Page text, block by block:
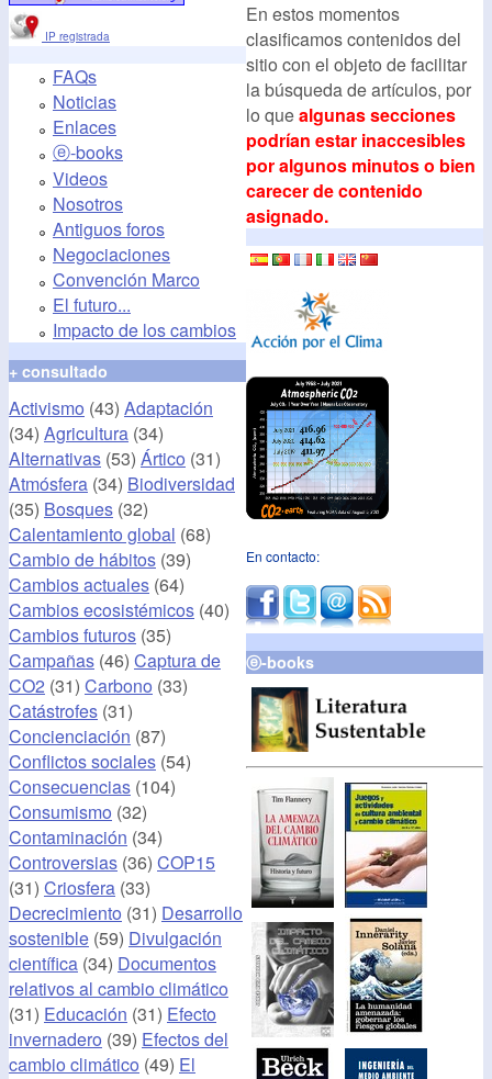
IP registrada
FAQs
Noticias
Enlaces
ⓔ-books
Videos
Nosotros
Antiguos foros
Negociaciones
Convención Marco
El futuro...
Impacto de los cambios
+ consultado
Activismo (43) Adaptación
(34) Agricultura (34)
Alternativas (53) Ártico (31)
Atmósfera (34) Biodiversidad
(35) Bosques (32)
Calentamiento global (68)
Cambio de hábitos (39)
Cambios actuales (64)
Cambios ecosistémicos (40)
Cambios futuros (35)
Campañas (46) Captura de
CO2 (31) Carbono (33)
Catástrofes (31)
Concienciación (87)
Conflictos sociales (54)
Consecuencias (104)
Consumismo (32)
Contaminación (34)
Controversias (36) COP15
(31) Criosfera (33)
Decrecimiento (31) Desarrollo
sostenible (59) Divulgación
científica (34) Documentos
relativos al cambio climático
(31) Educación (31) Efecto
invernadero (39) Efectos del
cambio climático (49) El
En estos momentos
clasificamos contenidos del
sitio con el objeto de facilitar
la búsqueda de artículos, por
lo quealgunas secciones
podrían estar inaccesibles
por algunos minutos o bien
carecer de contenido
asignado.
En contacto:
ⓔ-books